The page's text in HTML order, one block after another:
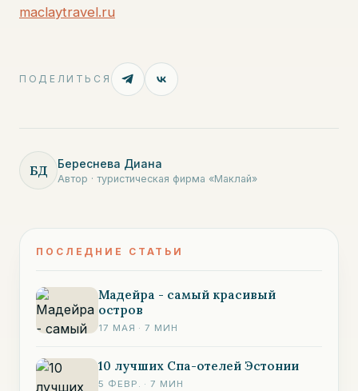
maclaytravel.ru
ПОДЕЛИТЬСЯ
БД Береснева Диана
Автор · туристическая фирма «Маклай»
ПОСЛЕДНИЕ СТАТЬИ
Мадейра - самый красивый
остров
17 МАЯ ·7 МИН
10 лучших Спа-отелей Эстонии
5 ФЕВР. ·7 МИН